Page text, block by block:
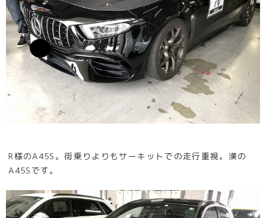
R様のA45S。街乗りよりもサーキットでの走行重視。漢の
A45Sです。